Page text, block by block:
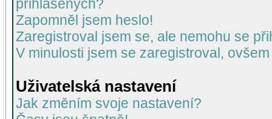
přihlášených?
Zapomněl jsem heslo!
Zaregistroval jsem se, ale nemohu se
V minulosti jsem se zaregistroval,
Uživatelská nastavení
Jak změním svoje nastavení?